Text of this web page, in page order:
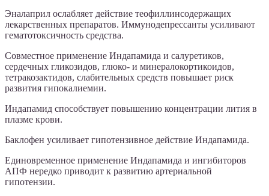
Эналаприл ослабляет действие теофиллинсодержащих
лекарственных препаратов. Иммунодепрессанты усиливают
гематотоксичность средства.
Совместное применение Индапамида и салуретиков,
сердечных гликозидов, глюко- и минералокортикоидов,
тетракозактидов, слабительных средств повышает риск
развития гипокалиемии.
Индапамид способствует повышению концентрации лития в
плазме крови.
Баклофен усиливает гипотензивное действие Индапамида.
Единовременное применение Индапамида и ингибиторов
АПФ нередко приводит к развитию артериальной
гипотензии.